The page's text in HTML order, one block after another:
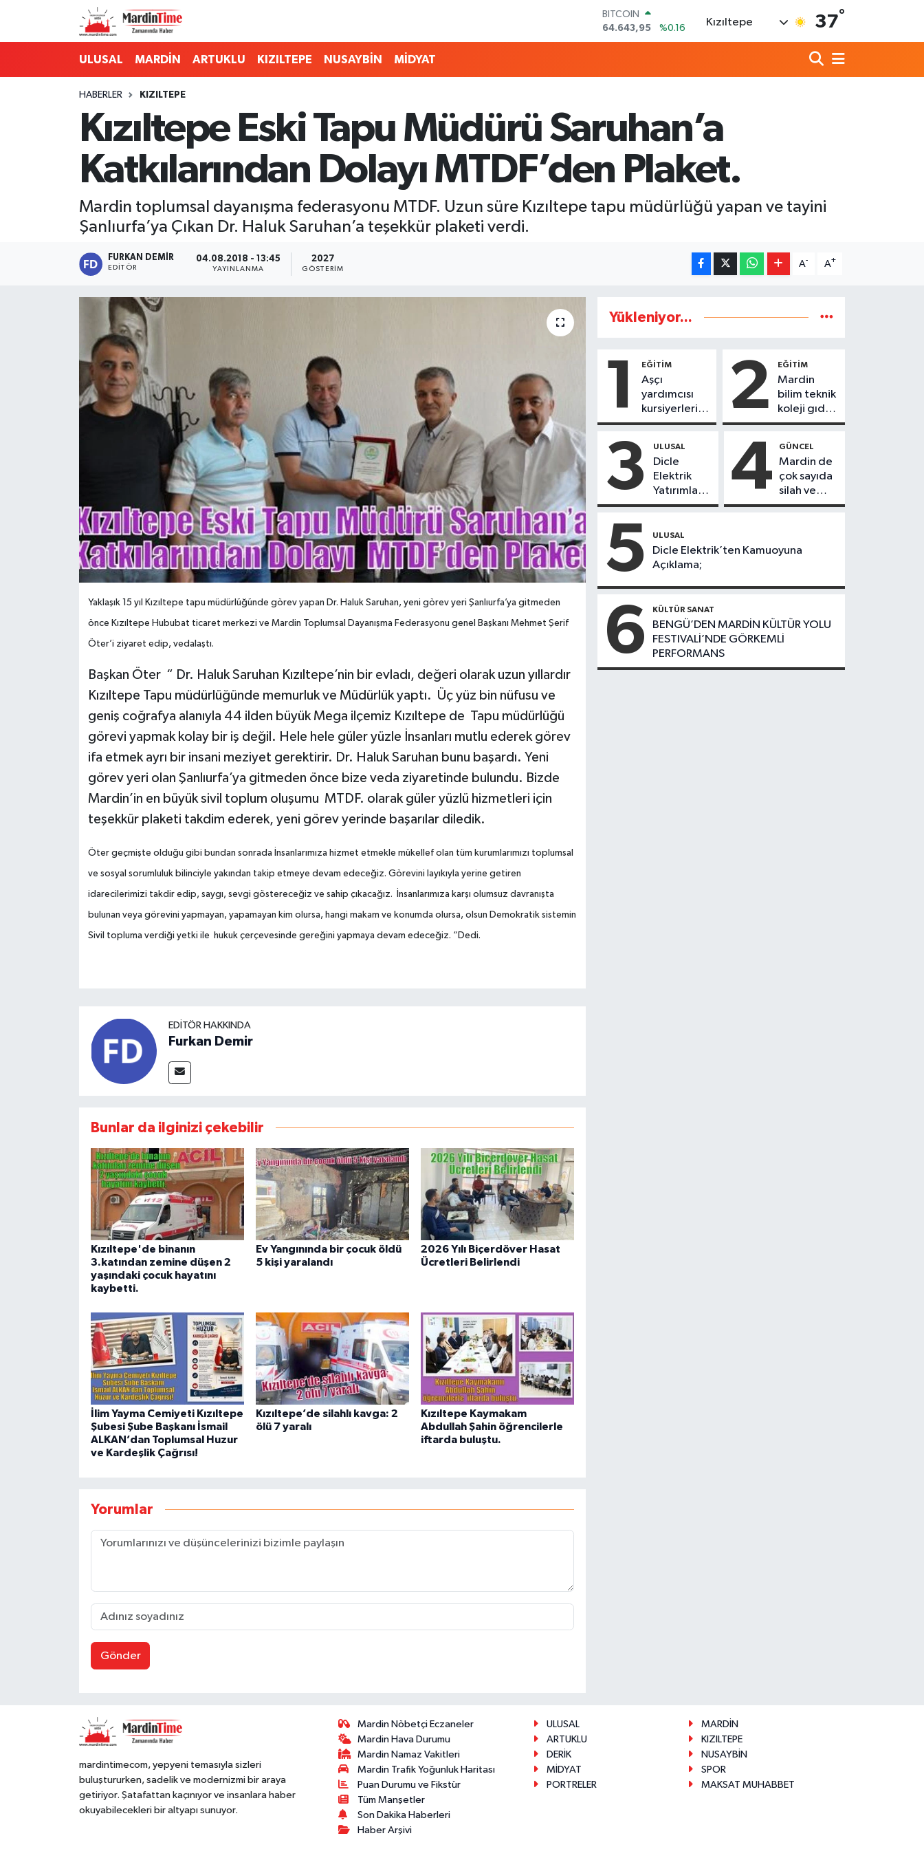
BITCOIN
64.643,95
%0.16
DOLAR
GRAM ALTIN
6513.94
%0.32
13.768
%48
Kızıltepe 37°
ULUSAL MARDİN ARTUKLU KIZILTEPE NUSAYBİN MİDYAT
HABERLER KIZILTEPE
Kızıltepe Eski Tapu Müdürü Saruhan’a
Katkılarından Dolayı MTDF’den Plaket.
Mardin toplumsal dayanışma federasyonu MTDF. Uzun süre Kızıltepe tapu müdürlüğü yapan ve tayini
Şanlıurfa’ya Çıkan Dr. Haluk Saruhan’a teşekkür plaketi verdi.
FURKAN DEMIR
EDITÖR
04.08.2018 - 13:45
YAYINLANMA
2027
GÖSTERIM
A- A+
Yaklaşık 15 yıl Kızıltepe tapu müdürlüğünde görev yapan Dr. Haluk Saruhan, yeni görev yeri Şanlıurfa’ya gitmeden
önce Kızıltepe Hububat ticaret merkezi ve Mardin Toplumsal Dayanışma Federasyonu genel Başkanı Mehmet Şerif
Öter’i ziyaret edip, vedalaştı.
Başkan Öter “ Dr. Haluk Saruhan Kızıltepe’nin bir evladı, değeri olarak uzun yıllardır
Kızıltepe Tapu müdürlüğünde memurluk ve Müdürlük yaptı. Üç yüz bin nüfusu ve
geniş coğrafya alanıyla 44 ilden büyük Mega ilçemiz Kızıltepe de Tapu müdürlüğü
görevi yapmak kolay bir iş değil. Hele hele güler yüzle İnsanları mutlu ederek görev
ifa etmek ayrı bir insani meziyet gerektirir. Dr. Haluk Saruhan bunu başardı. Yeni
görev yeri olan Şanlıurfa’ya gitmeden önce bize veda ziyaretinde bulundu. Bizde
Mardin’in en büyük sivil toplum oluşumu MTDF. olarak güler yüzlü hizmetleri için
teşekkür plaketi takdim ederek, yeni görev yerinde başarılar diledik.
Öter geçmişte olduğu gibi bundan sonrada İnsanlarımıza hizmet etmekle mükellef olan tüm kurumlarımızı toplumsal
ve sosyal sorumluluk bilinciyle yakından takip etmeye devam edeceğiz. Görevini layıkıyla yerine getiren
idarecilerimizi takdir edip, saygı, sevgi göstereceğiz ve sahip çıkacağız. İnsanlarımıza karşı olumsuz davranışta
bulunan veya görevini yapmayan, yapamayan kim olursa, hangi makam ve konumda olursa, olsun Demokratik sistemin
Sivil topluma verdiği yetki ile hukuk çerçevesinde gereğini yapmaya devam edeceğiz. “Dedi.
EDITÖR HAKKINDA
Furkan Demir
Bunlar da ilginizi çekebilir
Kızıltepe'de binanın
3.katından zemine düşen 2
yaşındaki çocuk hayatını
kaybetti.
Ev Yangınında bir çocuk öldü
5 kişi yaralandı
2026 Yılı Biçerdöver Hasat
Ücretleri Belirlendi
İlim Yayma Cemiyeti Kızıltepe
Şubesi Şube Başkanı İsmail
ALKAN’dan Toplumsal Huzur
ve Kardeşlik Çağrısı!
Kızıltepe’de silahlı kavga: 2
ölü 7 yaralı
Kızıltepe Kaymakam
Abdullah Şahin öğrencilerle
iftarda buluştu.
Yorumlar
Gönder
Yükleniyor...
1 EĞİTİM
Aşçı
yardımcısı
kursiyerleri
eğitimlerini
tamamladı
2 EĞİTİM
Mardin
bilim teknik
koleji gıda
teknolojisi
ürettikleri
gıda
ürünlerini
satarak
köydeki
desteğinde
3 ULUSAL
Dicle
Elektrik
Yatırımları
Sonuç
Mardin’de
Kayıp
Kaçak
Büyük
Düşüş
4 GÜNCEL
Mardin de
çok sayıda
silah ve
mühimmat
5 ULUSAL
Dicle Elektrik’ten Kamuoyuna
Açıklama;
6 KÜLTÜR SANAT
BENGÜ’DEN MARDİN KÜLTÜR YOLU
FESTIVALİ’NDE GÖRKEMLİ
PERFORMANS
mardintimecom, yepyeni temasıyla sizleri
buluştururken, sadelik ve modernizmi bir araya
getiriyor. Şatafattan kaçınıyor ve insanlara haber
okuyabilecekleri bir altyapı sunuyor.
Mardin Nöbetçi Eczaneler
Mardin Hava Durumu
Mardin Namaz Vakitleri
Mardin Trafik Yoğunluk Haritası
Puan Durumu ve Fikstür
Tüm Manşetler
Son Dakika Haberleri
Haber Arşivi
ULUSAL
MARDİN
ARTUKLU
KIZILTEPE
DERİK
NUSAYBİN
MİDYAT
SPOR
PORTRELER
MAKSAT MUHABBET
Mardin Nöbetçi Eczaneler
Mardin Namaz Vakitleri
Mardin Trafik Yoğunluk Haritası
Tüm Manşetler
Son Dakika Haberleri
Haber Arşivi